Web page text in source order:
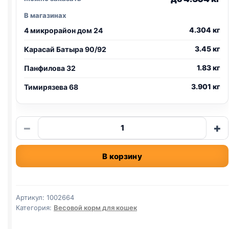
В магазинах
4 микрорайон дом 24 4.304 кг
Карасай Батыра 90/92 3.45 кг
Панфилова 32 1.83 кг
Тимирязева 68 3.901 кг
−
Количество
товара
Leonardo
сух.
ПИЩ.,
ЯГНЕНОК)
+
В корзину
Артикул: 1002664
Категория: Весовой корм для кошек